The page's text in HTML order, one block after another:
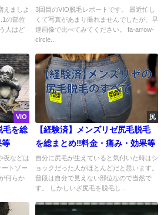
えましよ
の部位
人はど
3回目のVIO脱毛レポートです。 最近忙し
くて写真があまり撮れませんでしたが、早
速画像で比べてみてください。 fa-arrow-
circle...
VIO
毛を総
等
夜などは
ートゾー
何らか
尻
【経験済】メンズリゼ尻毛脱毛
を総まとめ‼︎料金・痛み・効果等
自分に尻毛が生えていると気付いた時はシ
ョックだった人がほとんどだと思います。
普段は自分で見えない部位なので当然で
す。 しかしいざ尻毛を脱毛し...